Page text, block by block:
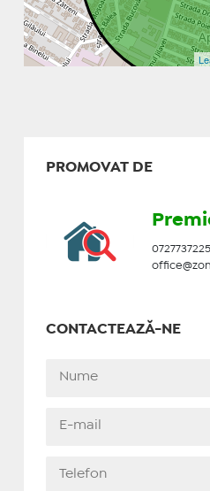
PROMOVAT DE
0727737225
CONTACTEAZĂ-NE